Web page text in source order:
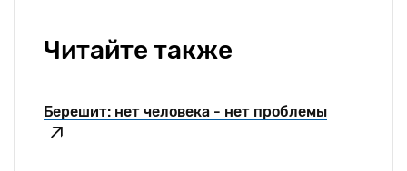
Читайте также
Берешит: нет человека - нет проблемы